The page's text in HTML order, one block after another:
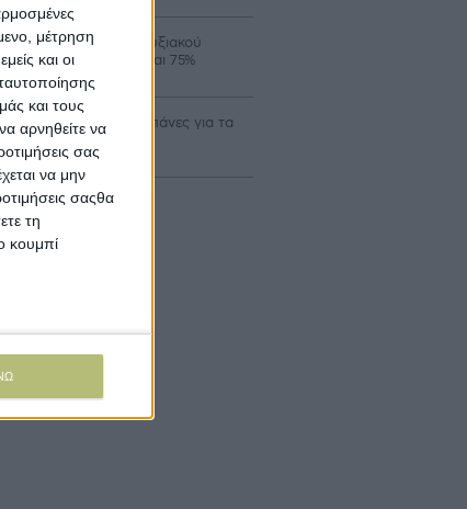
μέτρηση
και οι
και τους
αρνηθείτε να
σας
να μην
σαςθα
τη
κουμπί
ο νέος κύκλος Αναπτυξιακού
με επιδότηση έως και 75%
επιλέξιμες οι δαπάνες για τα
Βελτίωσης